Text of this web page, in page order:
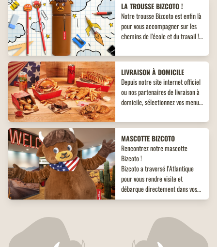
LA TROUSSE BIZCOTO !
Notre trousse Bizcoto est enfin là
pour vous accompagner sur les
chemins de l’école et du travail !
inédit à ne pas manquer !
LIVRAISON À DOMICILE
Depuis notre site internet officiel
ou nos partenaires de livraison à
domicile, sélectionnez vos menus,
desserts. Un large choix de plats
envies !
MASCOTTE BIZCOTO
Rencontrez notre mascotte
Bizcoto !
Bizcoto a traversé l'Atlantique
pour vous rendre visite et
débarque directement dans vos
restaurants Buffalo Grill*! Venez
et offrez à vos enfants une
expérience unique et mémorable
Pour régaler vos proches à coup
sûr, offrez-leur nos chèques-
cadeaux Buffalo Grill d'une valeur